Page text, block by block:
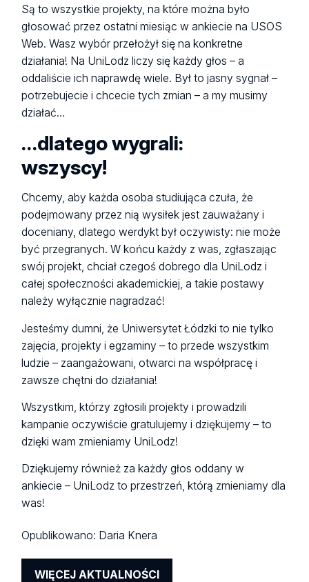
Są to wszystkie projekty, na które można było
głosować przez ostatni miesiąc w ankiecie na USOS
Web. Wasz wybór przełożył się na konkretne
działania! Na UniLodz liczy się każdy głos – a
oddaliście ich naprawdę wiele. Był to jasny sygnał –
potrzebujecie i chcecie tych zmian – a my musimy
działać…
…dlatego wygrali:
wszyscy!
Chcemy, aby każda osoba studiująca czuła, że
podejmowany przez nią wysiłek jest zauważany i
doceniany, dlatego werdykt był oczywisty: nie może
być przegranych. W końcu każdy z was, zgłaszając
swój projekt, chciał czegoś dobrego dla UniLodz i
całej społeczności akademickiej, a takie postawy
należy wyłącznie nagradzać!
Jesteśmy dumni, że Uniwersytet Łódzki to nie tylko
zajęcia, projekty i egzaminy – to przede wszystkim
ludzie – zaangażowani, otwarci na współpracę i
zawsze chętni do działania!
Wszystkim, którzy zgłosili projekty i prowadzili
kampanie oczywiście gratulujemy i dziękujemy – to
dzięki wam zmieniamy UniLodz!
Dziękujemy również za każdy głos oddany w
ankiecie – UniLodz to przestrzeń, którą zmieniamy dla
was!
Opublikowano: Daria Knera
WIĘCEJ AKTUALNOŚCI